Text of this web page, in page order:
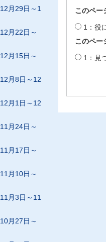
月29日～1
月22日～
月15日～
月8日～12
月1日～12
月24日～
月17日～
月10日～
月3日～11
月27日～
このペー
1：役
このペー
1：見